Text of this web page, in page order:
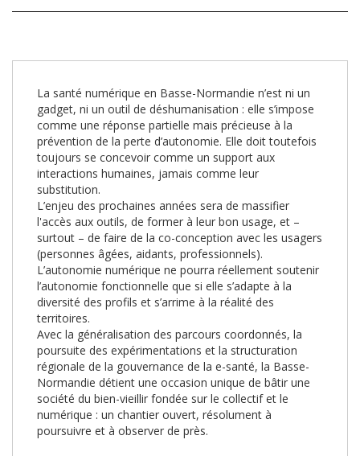
La santé numérique en Basse-Normandie n’est ni un
gadget, ni un outil de déshumanisation : elle s’impose
comme une réponse partielle mais précieuse à la
prévention de la perte d’autonomie. Elle doit toutefois
toujours se concevoir comme un support aux
interactions humaines, jamais comme leur
substitution.
L’enjeu des prochaines années sera de massifier
l'accès aux outils, de former à leur bon usage, et –
surtout – de faire de la co-conception avec les usagers
(personnes âgées, aidants, professionnels).
L’autonomie numérique ne pourra réellement soutenir
l’autonomie fonctionnelle que si elle s’adapte à la
diversité des profils et s’arrime à la réalité des
territoires.
Avec la généralisation des parcours coordonnés, la
poursuite des expérimentations et la structuration
régionale de la gouvernance de la e-santé, la Basse-
Normandie détient une occasion unique de bâtir une
société du bien-vieillir fondée sur le collectif et le
numérique : un chantier ouvert, résolument à
poursuivre et à observer de près.